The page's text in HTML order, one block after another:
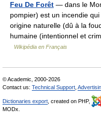
Feu De Forêt — dans le
pompier) est un incendie
origine naturelle (dû à la
humaine (intentionnel et
Wikipédia en Français
© Academic, 2000-2026
Contact us: Technical Support
Dictionaries export , created on PHP,
MODx.